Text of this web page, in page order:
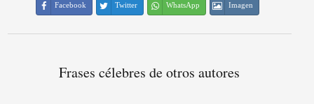
Facebook Twitter WhatsApp Imagen
Frases célebres de otros autores